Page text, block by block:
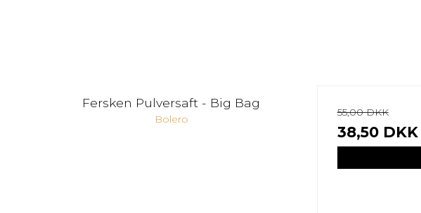
Fersken Pulversaft - Big Bag
Bolero
55,00 DKK
38,50 DKK